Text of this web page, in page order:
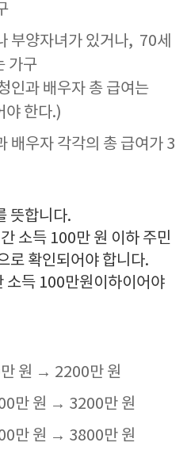
부양자녀가 있거나, 70세
가구
인과 배우자 총 급여는
야 한다.)
배우자 각각의 총 급여가 3
뜻합니다.
소득 100만 원 이하 주민
로 확인되어야 합니다.
소득 100만원이하이어야
원 → 2200만 원
만 원 → 3200만 원
만 원 → 3800만 원